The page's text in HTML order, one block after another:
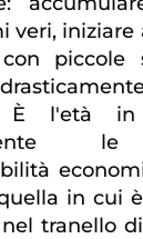
veri, iniziare
piccole
È l'età
in cui
tranello